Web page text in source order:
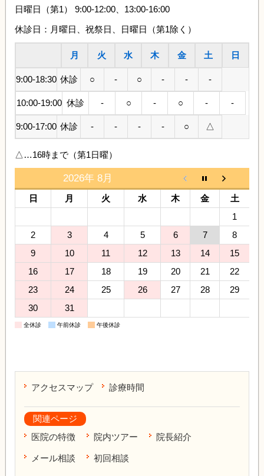
日曜日（第1） 9:00-12:00、13:00-16:00
休診日：月曜日、祝祭日、日曜日（第1除く）
月 火 水 木 金 土 日
9:00-18:30 休診 ○ - ○ - - -
10:00-19:00 休診 - ○ - ○ - -
9:00-17:00 休診 - - - - ○ △
△…16時まで（第1日曜）
2026年 8月
日 月 火 水 木 金
土
1
2
3 4 5 6 7
8
9
10 11 12 13 14
15
16
17 18 19 20 21
22
23
24 25 26 27 28
29
30
31
全休診 午前休診 午後休診
アクセスマップ 診療時間
関連ページ
医院の特徴
院内ツアー 院長紹介
メール相談 初回相談